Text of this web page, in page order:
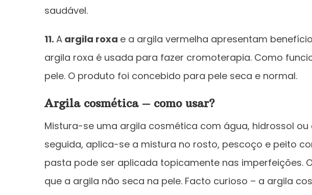
saudável.
11. A argila roxa e a argila vermelha apresentam
argila roxa é usada para fazer cromoterapia. Como
pele. O produto foi concebido para pele seca e normal.
Argila cosmética – como usar?
Mistura-se uma argila cosmética com água, hidrossol ou
seguida, aplica-se a mistura no rosto, pescoço e peito
pasta pode ser aplicada topicamente nas imperfeições.
que a argila não seca na pele. Facto curioso – a argila